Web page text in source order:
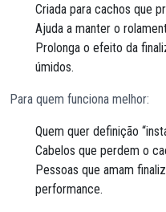
Criada para cachos que
Ajuda a manter o
Prolonga o efeito da
úmidos.
Para quem funciona melhor:
Quem quer definição
Cabelos que perdem o
Pessoas que amam
performance.